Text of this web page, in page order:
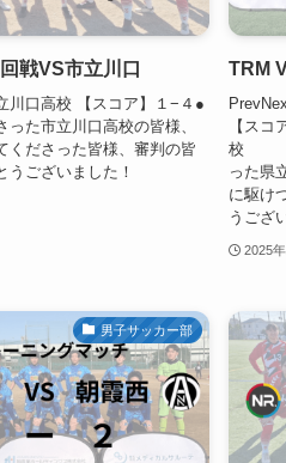
戦VS市立川口
川口高校 【スコア】１−４●
った市立川口高校の皆様、
くださった皆様、審判の皆
うございました！
TRM
【スコ
校 【
った県
に駆け
うござ
2025
男子サッカー部